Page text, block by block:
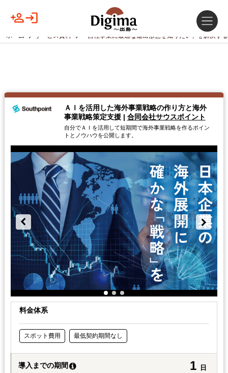
ホーム サービス資料 「自社事業に最適な進出形態を知りたい」を解決す
ＡＩを活用した海外事業戦略 の作り方と海外
事業戦略策定支援 | 合同会社サウスポイント
自分でＡＩを活用して短期間で海外事業戦略を作るポイン
トとノウハウを公開します。
料金体系
スポット費用 最低契約期間なし
導入までの期間 1 日